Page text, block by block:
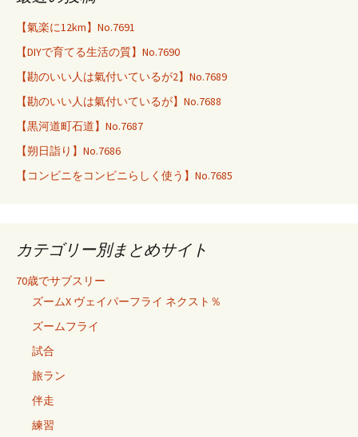
【氣楽に12km】No.7691
【DIYで育てる生活の質】No.7690
【勘のいい人は氣付いているが2】No.7689
【勘のいい人は氣付いているが】No.7688
【黒河道町石道】No.7687
【朔日詣り】No.7686
【コンビニをコンビニらしく使う】No.7685
カテゴリー別まとめサイト
70歳でサブスリー
ズームX ヴェイパーフライ ネクスト％
ズームフライ
試合
旅ラン
伴走
練習